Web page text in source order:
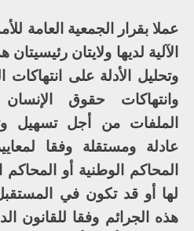
الآلية لديها ولايتان
وتحليل الأدلة على انتهاكات
وانتهاكات حقوق الإنسان
الملفات من أجل تسهيل
عادلة ومستقلة وفقا
المحاكم الوطنية أو المحاكم
لها أو قد تكون في
هذه الجرائم وفقا للقانون